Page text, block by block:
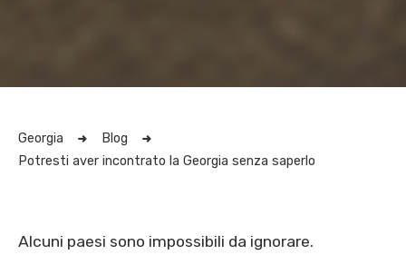
Georgia
Blog
Potresti aver incontrato la Georgia senza saperlo
Alcuni paesi sono impossibili da ignorare.